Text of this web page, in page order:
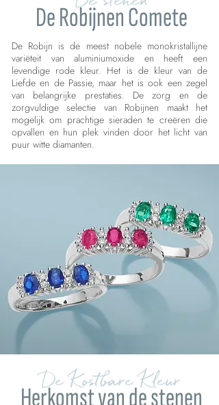
De Robijnen Comete
De Robijn is de meest nobele monokristallijne
variëteit van aluminiumoxide en heeft een
levendige rode kleur. Het is de kleur van de
Liefde en de Passie, maar het is ook een zegel
van belangrijke prestaties. De zorg en de
zorgvuldige selectie van Robijnen maakt het
mogelijk om prachtige sieraden te creëren die
opvallen en hun plek vinden door het licht van
puur witte diamanten.
De Kostbare Kleur
Herkomst van de stenen